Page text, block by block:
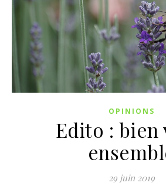
OPINIONS
Edito : bien
29 juin 2019